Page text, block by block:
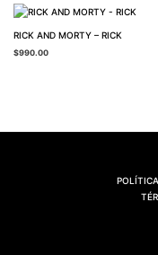
RICK AND MORTY – RICK
$990.00